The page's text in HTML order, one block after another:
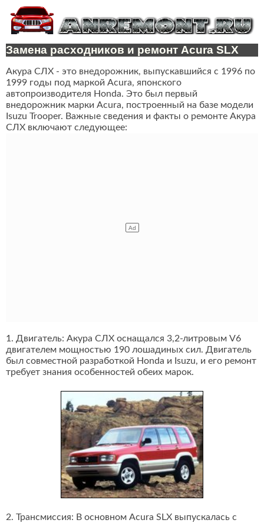
Замена расходников и ремонт Acura SLX
Акура СЛХ - это внедорожник, выпускавшийся с 1996 по
1999 годы под маркой Acura, японского
автопроизводителя Honda. Это был первый
внедорожник марки Acura, построенный на базе модели
Isuzu Trooper. Важные сведения и факты о ремонте Акура
СЛХ включают следующее:
1. Двигатель: Акура СЛХ оснащался 3,2-литровым V6
двигателем мощностью 190 лошадиных сил. Двигатель
был совместной разработкой Honda и Isuzu, и его ремонт
требует знания особенностей обеих марок.
2. Трансмиссия: В основном Acura SLX выпускалась с